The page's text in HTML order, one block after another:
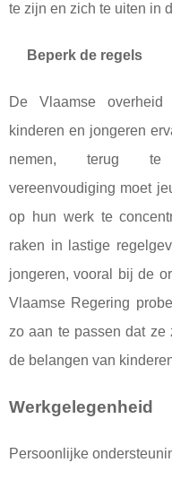
te zijn en zich te uiten in
Beperk de regels
De Vlaamse
kinderen en jongeren
nemen, terug te
vereenvoudiging moet
op hun werk te
raken in lastige
jongeren, vooral bij de
Vlaamse Regering
zo aan te passen dat
de belangen van
Werkgelegenheid
Persoonlijke